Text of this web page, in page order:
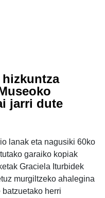
jarri dute
lanak eta nagusiki 60ko
garaiko kopiak
Graciela Iturbidek
murgiltzeko ahalegina
herri